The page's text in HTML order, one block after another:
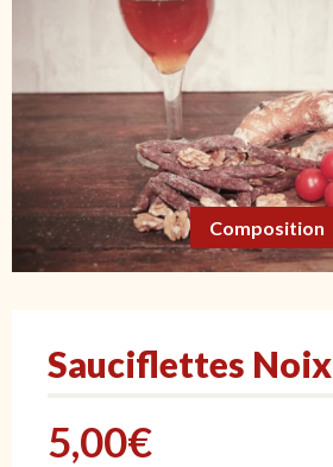
Composition
Sauciflettes Noix
5,00€